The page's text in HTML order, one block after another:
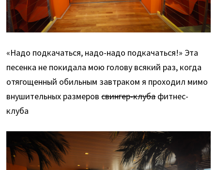
«Надо подкачаться, надо-надо подкачаться!» Эта
песенка не покидала мою голову всякий раз, когда
отягощенный обильным завтраком я проходил мимо
внушительных размеровсвингер-клубафитнес-
клуба